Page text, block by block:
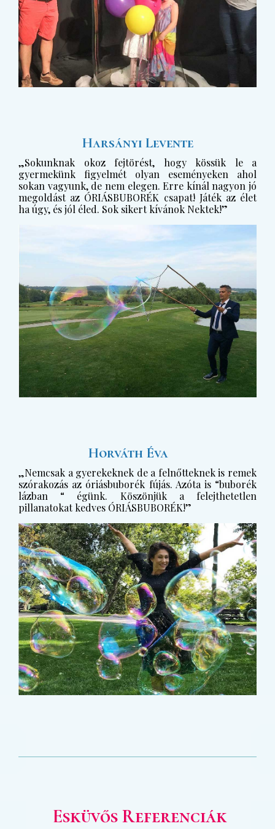
Harsányi Levente
„Sokunknak okoz fejtörést, hogy kössük le a
gyermekünk figyelmét olyan eseményeken ahol
sokan vagyunk, de nem elegen. Erre kínál nagyon jó
megoldást az ÓRIÁSBUBORÉK csapat! Játék az élet
ha úgy, és jól éled. Sok sikert kívánok Nektek!”
Horváth Éva
„Nemcsak a gyerekeknek de a felnőtteknek is remek
szórakozás az óriásbuborék fújás. Azóta is “buborék
lázban “ égünk. Köszönjük a felejthetetlen
pillanatokat kedves ÓRIÁSBUBORÉK!”
Esküvős Referenciák